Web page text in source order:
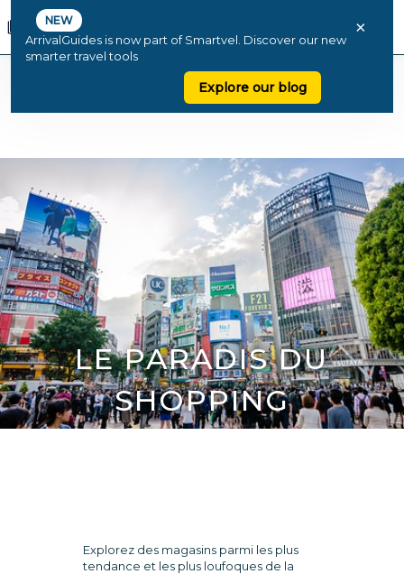
NEW
ArrivalGuides is now part of Smartvel. Discover our new
smarter travel tools
Explore our blog
×
LE PARADIS DU
SHOPPING
Explorez des magasins parmi les plus
tendance et les plus loufoques de la